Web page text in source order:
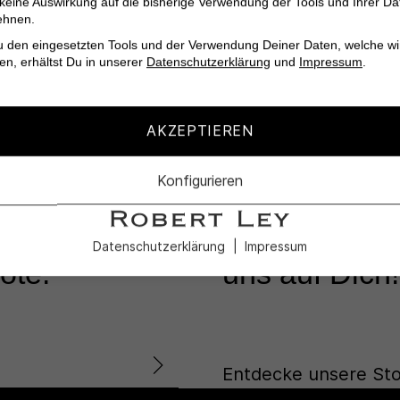
die
KUNDENSERVICE
Lass Dich in
unseren
uns auf Dich!
Entdecke unsere
den eingesetzten Tools und der Verwendung Deiner Daten, welche
erhältst Du in unserer Datenschutzerklärung und Impressum
AKZEPTIEREN
Konfigurieren
Datenschutzerklärung Impressum